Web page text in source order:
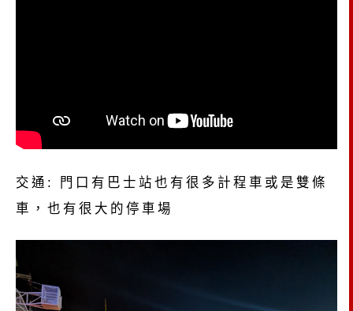
交通: 門口有巴士站也有很多計程車或是雙條
車，也有很大的停車場